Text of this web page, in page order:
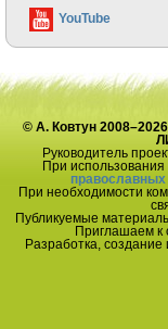
YouTube
© А. Ковтун
Руководитель
При
При необходимости
Публикуемые
Приглашаем к
Разработка,